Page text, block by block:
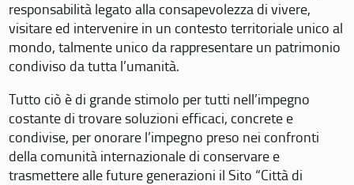
responsabilità legato alla consapevolezza di vivere,
visitare ed intervenire in un contesto territoriale unico al
mondo, talmente unico da rappresentare un patrimonio
condiviso da tutta l’umanità.
Tutto ciò è di grande stimolo per tutti nell’impegno
costante di trovare soluzioni efficaci, concrete e
condivise, per onorare l’impegno preso nei confronti
della comunità internazionale di conservare e
trasmettere alle future generazioni il Sito “Città di